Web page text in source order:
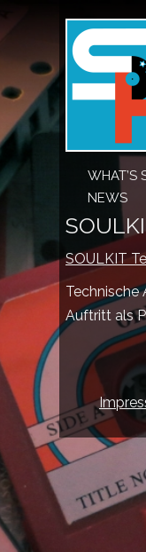
WHAT’S
NEWS
SOULKIT
Technische
Auftritt als